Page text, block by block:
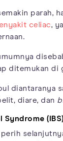
parah,
celiac,
ditemukan di
diantaranya
diare, dan
Syndrome